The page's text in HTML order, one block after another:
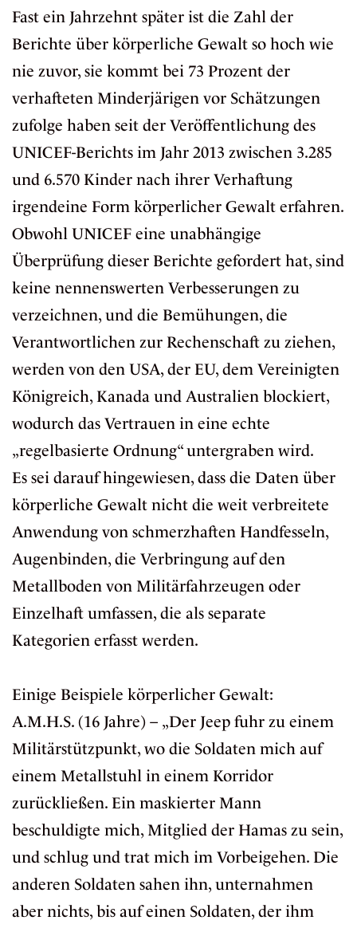
Fast ein Jahrzehnt später ist die Zahl der
Berichte über körperliche Gewalt so hoch wie
nie zuvor, sie kommt bei 73 Prozent der
verhafteten Minderjärigen vor Schätzungen
zufolge haben seit der Veröffentlichung des
UNICEF-Berichts im Jahr 2013 zwischen 3.285
und 6.570 Kinder nach ihrer Verhaftung
irgendeine Form körperlicher Gewalt erfahren.
Obwohl UNICEF eine unabhängige
Überprüfung dieser Berichte gefordert hat, sind
keine nennenswerten Verbesserungen zu
verzeichnen, und die Bemühungen, die
Verantwortlichen zur Rechenschaft zu ziehen,
werden von den USA, der EU, dem Vereinigten
Königreich, Kanada und Australien blockiert,
wodurch das Vertrauen in eine echte
„regelbasierte Ordnung“ untergraben wird.
Es sei darauf hingewiesen, dass die Daten über
körperliche Gewalt nicht die weit verbreitete
Anwendung von schmerzhaften Handfesseln,
Augenbinden, die Verbringung auf den
Metallboden von Militärfahrzeugen oder
Einzelhaft umfassen, die als separate
Kategorien erfasst werden.
Einige Beispiele körperlicher Gewalt:
A.M.H.S. (16 Jahre) – „Der Jeep fuhr zu einem
Militärstützpunkt, wo die Soldaten mich auf
einem Metallstuhl in einem Korridor
zurückließen. Ein maskierter Mann
beschuldigte mich, Mitglied der Hamas zu sein,
und schlug und trat mich im Vorbeigehen. Die
anderen Soldaten sahen ihn, unternahmen
aber nichts, bis auf einen Soldaten, der ihm